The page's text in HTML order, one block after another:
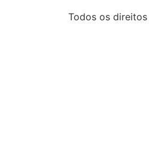
Todos os